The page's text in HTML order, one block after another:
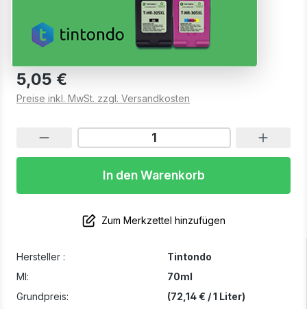
Hersteller :
Tintondo
Ml:
70ml
Grundpreis:
(72,14 € / 1 Liter)
Sofort verfügbar, Lieferzeit: 1-2 Werktage
5,05 €
Preise inkl. MwSt. zzgl. Versandkosten
In den Warenkorb
Zum Merkzettel hinzufügen